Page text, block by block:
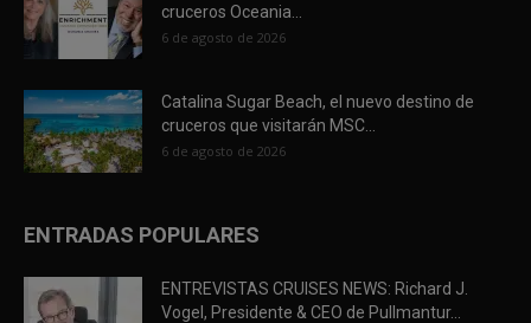
cruceros Oceania...
6 de agosto de 2026
Catalina Sugar Beach, el nuevo destino de
cruceros que visitarán MSC...
6 de agosto de 2026
ENTRADAS POPULARES
ENTREVISTAS CRUISES NEWS: Richard J.
Vogel, Presidente & CEO de Pullmantur...